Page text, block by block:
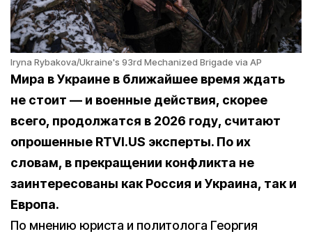
Iryna Rybakova/Ukraine's 93rd Mechanized Brigade via AP
Мира в Украине в ближайшее время ждать
не стоит — и военные действия, скорее
всего, продолжатся в 2026 году, считают
опрошенные RTVI.US эксперты. По их
словам, в прекращении конфликта не
заинтересованы как Россия и Украина, так и
Европа.
По мнению юриста и политолога Георгия